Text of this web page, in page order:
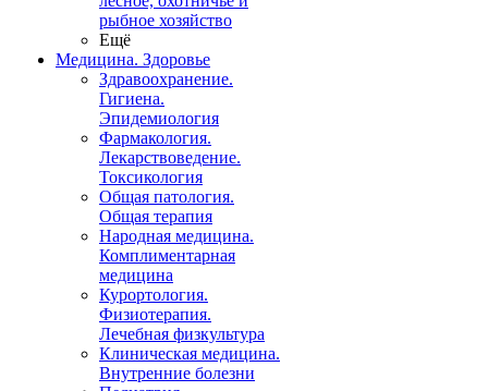
рыбное хозяйство
Ещё
Медицина. Здоровье
Здравоохранение.
Гигиена.
Эпидемиология
Фармакология.
Лекарствоведение.
Токсикология
Общая патология.
Общая терапия
Народная медицина.
Комплиментарная
медицина
Курортология.
Физиотерапия.
Лечебная физкультура
Клиническая медицина.
Внутренние болезни